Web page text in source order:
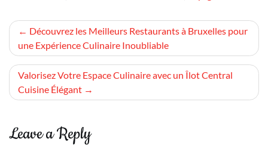
Navigation
de
l’article
Découvrez les Meilleurs Restaurants à Bruxelles pour
une Expérience Culinaire Inoubliable
Valorisez Votre Espace Culinaire avec un Îlot Central
Cuisine Élégant
Leave a Reply